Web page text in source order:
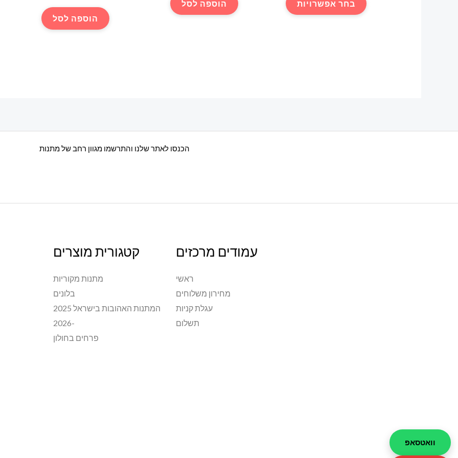
עד
⁦125.00 ₪⁩
בחר אפשרויות
זה
בעמוד
הוספה לסל
הוספה לסל
הכנסו לאתר שלנו והתרשמו מגוון רחב של מתנות
עמודים מרכזים
ראשי
מחירון משלוחים
עגלת קניות
תשלום
קטגורית מוצרים
מתנות מקוריות
בלונים
המתנות האהובות בישראל 2025
-2026
פרחים בחולון
וואטסאפ